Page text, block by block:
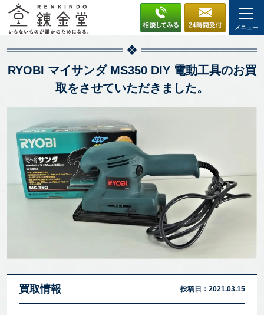
メニュー
RYOBI マイサンダ MS350 DIY 電動工具のお買
取をさせていただきました。
買取情報 投稿日： 2021.03.15